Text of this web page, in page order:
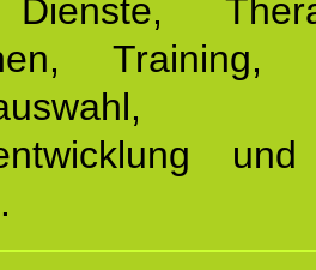
Dienste,
Training,